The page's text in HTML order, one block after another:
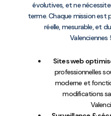
évolutives, et ne
terme. Chaque mission est
réelle, mesurable, et
Valenciennes
Sites web
professionnelles
moderne et
modifications